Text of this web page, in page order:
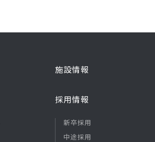
施設情報
採用情報
新卒採用
中途採用